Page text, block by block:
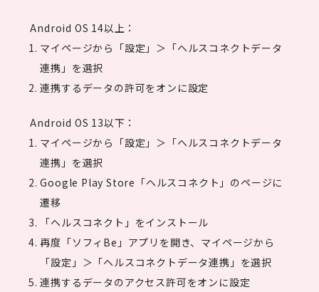
Android OS 14以上：
マイページから「設定」＞「ヘルスコネクトデータ
連携」を選択
連携するデータの許可をオンに設定
Android OS 13以下：
マイページから「設定」＞「ヘルスコネクトデータ
連携」を選択
Google Play Store「ヘルスコネクト」のページに
遷移
「ヘルスコネクト」をインストール
再度「ソフィBe」アプリを開き、マイページから
「設定」＞「ヘルスコネクトデータ連携」を選択
連携するデータのアクセス許可をオンに設定